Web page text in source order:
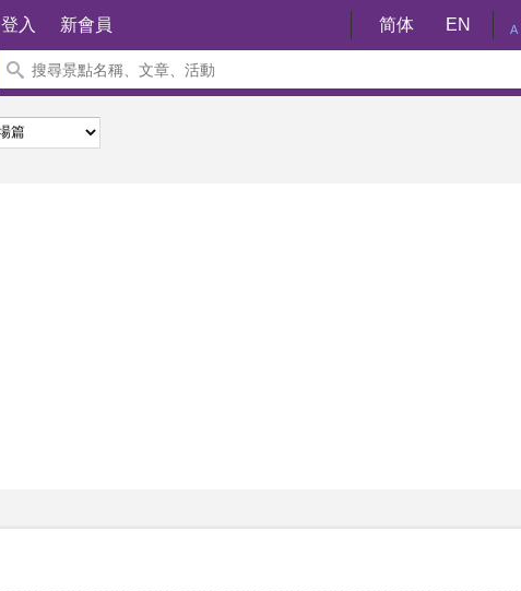
登入 新會員 简体 EN A